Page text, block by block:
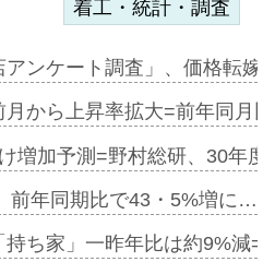
着工・統計・調査
アンケート調査」、価格転
月から上昇率拡大=前年同
増加予測=野村総研、30年
前年同期比で43・5%増に…
持ち家」一昨年比は約9%